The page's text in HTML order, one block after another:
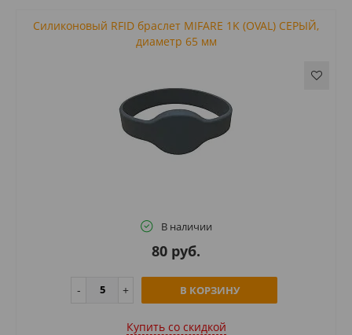
Силиконовый RFID браслет MIFARE 1K (OVAL) СЕРЫЙ,
диаметр 65 мм
В наличии
80 руб.
В КОРЗИНУ
Купить cо скидкой